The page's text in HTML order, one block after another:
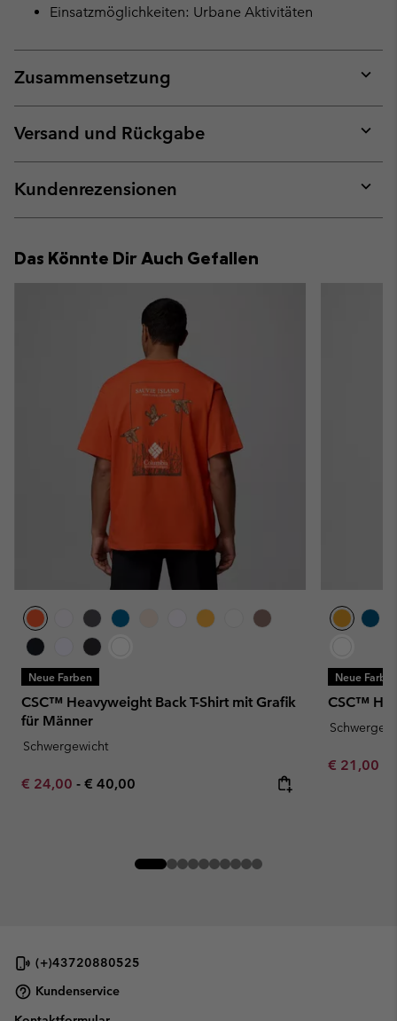
Einsatzmöglichkeiten: Urbane Aktivitäten
Zusammensetzung
or
Versand und Rückgabe
or
Kundenrezensionen
or
Das Könnte Dir Auch Gefallen
Neue Farben
CSC™ Heavyweight Back T-Shirt mit Grafik
für Männer
Schwergewicht
Minimum sale price:
€ 24,00 - Maximum price:
€ 40,00
Neue
CSC™
Minimum
€ 21,00
(+)43720880525
Kundenservice